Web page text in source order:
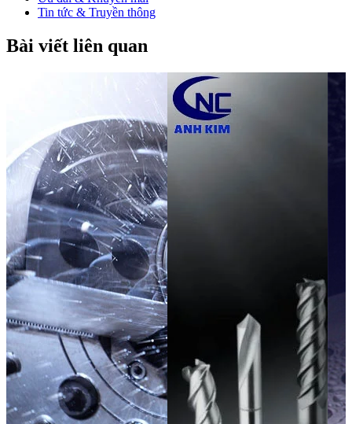
Tin tức & Truyền thông
Bài viết liên quan